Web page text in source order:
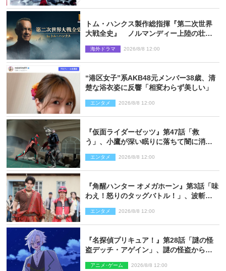
トム・ハンクス製作総指揮『第二次世界
大戦全史』 ノルマンディー上陸の壮絶
海外ドラマ 2026/8/8 12:00
“港区女子”系AKB48元メンバー38歳、清
楚な浴衣姿に反響「相変わらず美しい」
エンタメ 2026/8/8 12:00
『仮面ライダーゼッツ』第47話「救
う」、小鷹が深い眠りに落ちて闇に消え
エンタメ 2026/8/8 12:00
『角醒ハンター オメガホーン』第3話「味
わえ！怒りのタッグバトル！」、波斬の
エンタメ 2026/8/8 12:00
『名探偵プリキュア！』第28話「謎の怪
盗デッチ・アゲイン」、謎の怪盗から不
アニメ･ゲーム 2026/8/8 12:00